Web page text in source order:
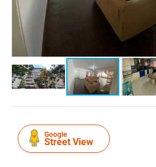
Google
Street View